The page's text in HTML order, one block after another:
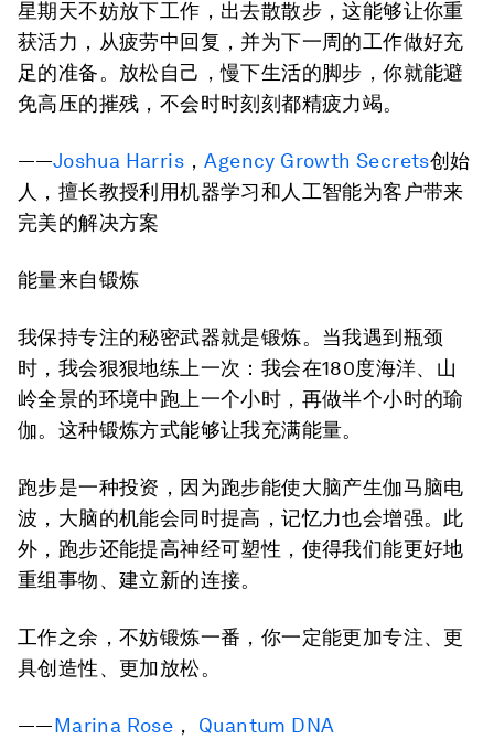
星期天不妨放下工作，出去散散步，这能够让你重
获活力，从疲劳中回复，并为下一周的工作做好充
足的准备。放松自己，慢下生活的脚步，你就能避
免高压的摧残，不会时时刻刻都精疲力竭。
——Joshua Harris ，Agency Growth Secrets创始
人，擅长教授利用机器学习和人工智能为客户带来
完美的解决方案
能量来自锻炼
我保持专注的秘密武器就是锻炼。当我遇到瓶颈
时，我会狠狠地练上一次：我会在180度海洋、山
岭全景的环境中跑上一个小时，再做半个小时的瑜
伽。这种锻炼方式能够让我充满能量。
跑步是一种投资，因为跑步能使大脑产生伽马脑电
波，大脑的机能会同时提高，记忆力也会增强。此
外，跑步还能提高神经可塑性，使得我们能更好地
重组事物、建立新的连接。
工作之余，不妨锻炼一番，你一定能更加专注、更
具创造性、更加放松。
——Marina Rose ，
Quantum DNA